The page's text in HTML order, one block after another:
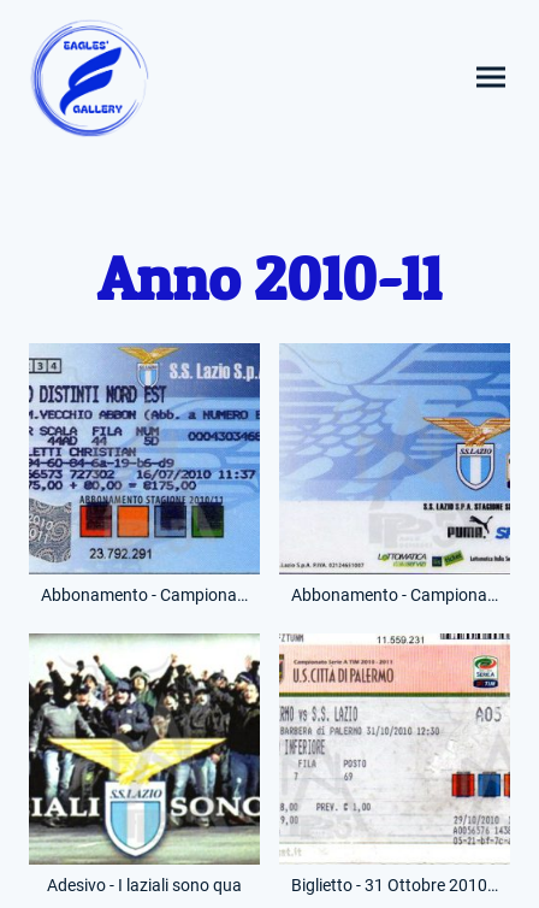
Anno 2010-11
Abbonamento - Campionato Serie A - Distinti Nord Est - (Fronte) Abbonamento - Campionato Serie A - Distinti Nord Est - (Retro)
Adesivo - I laziali sono qua Biglietto - 31 Ottobre 2010 - Campionato Serie A - Palermo-Lazio